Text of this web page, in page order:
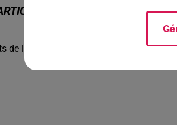
AU PUY DU FOU
de la Ligne des Auditeurs